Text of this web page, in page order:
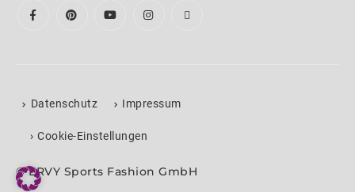
Datenschutz Impressum
› Cookie-Einstellungen
© ERVY Sports Fashion GmbH